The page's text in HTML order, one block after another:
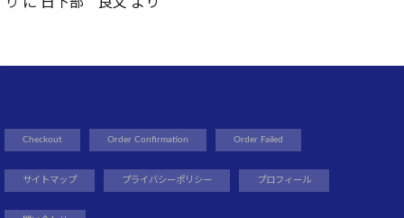
Checkout Order Confirmation Order Failed
サイトマップ プライバシーポリシー プロフィール